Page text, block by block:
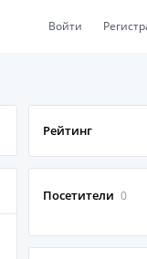
Войти
Рейтинг
Посетители 0